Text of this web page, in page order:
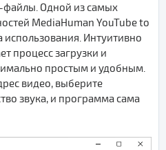
файлы. Одной из самых
MediaHuman YouTube to
использования. Интуитивно
процесс загрузки и
простым и удобным.
видео, выберите
звука, и программа сама